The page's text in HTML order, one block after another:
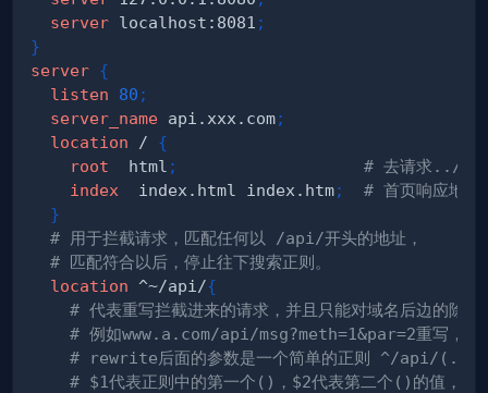
server localhost:8081 ;
}
server {
listen
80 ;
server_name api.xxx.com;
location /
{
root
  html
;
# 去请求../
index
  index.html index.htm
;
# 首页响应地址
}
# 用于拦截请求，匹配任何以 /api/开头的地址，
# 匹配符合以后，停止往下搜索正则。
location ^~/api/{
# 代表重写拦截进来的请求，并且只能对域名后边的除去
# 例如www.a.com/api/msg?meth=1&par=2重写，
# rewrite后面的参数是一个简单的正则 ^/api/
# $1代表正则中的第一个()，$2代表第二个()的值，以